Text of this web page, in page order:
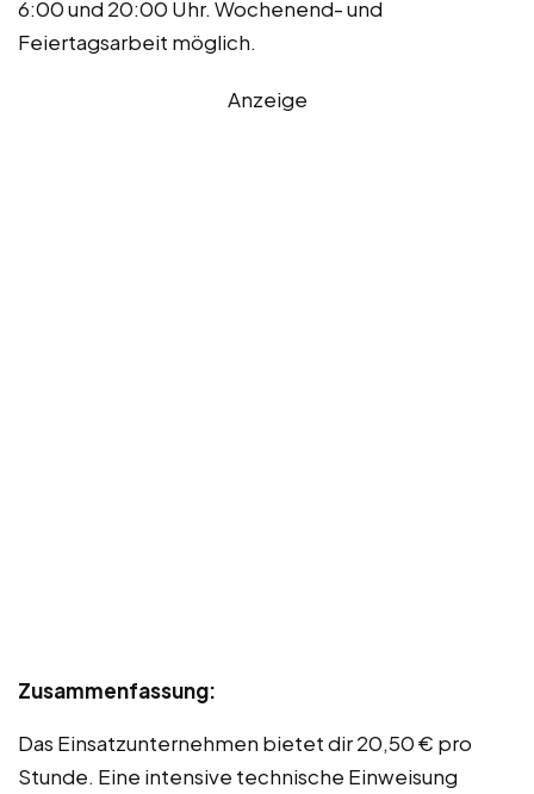
6:00 und 20:00 Uhr. Wochenend- und
Feiertagsarbeit möglich.
Anzeige
Zusammenfassung:
Das Einsatzunternehmen bietet dir 20,50 € pro
Stunde. Eine intensive technische Einweisung